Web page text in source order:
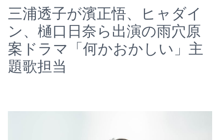
三浦透子が濱正悟、ヒャダイ
ン、樋口日奈ら出演の雨穴原
案ドラマ「何かおかしい」主
題歌担当